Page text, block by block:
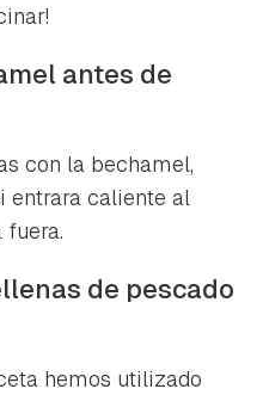
antes de
con la bechamel,
entrara caliente al
fuera.
de pescado
hemos utilizado